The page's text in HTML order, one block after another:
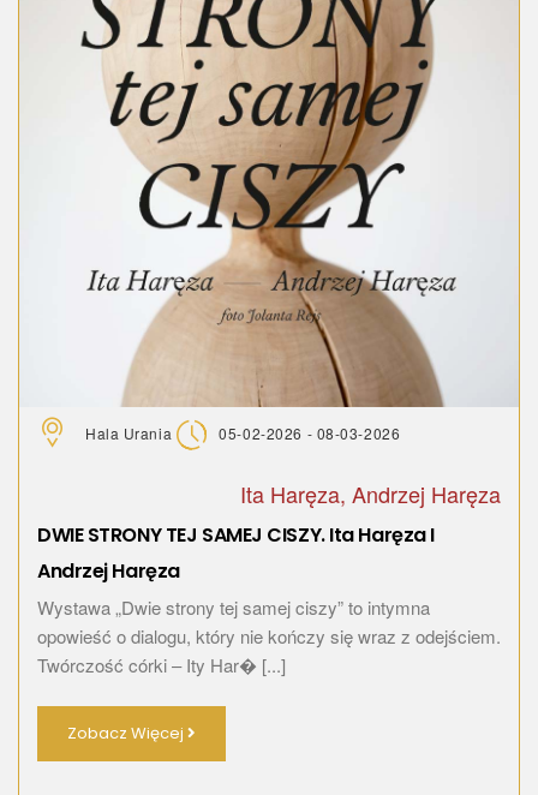
Hala Urania 05-02-2026 - 08-03-2026
Ita Haręza, Andrzej Haręza
DWIE STRONY TEJ SAMEJ CISZY. Ita Haręza I
Andrzej Haręza
Wystawa „Dwie strony tej samej ciszy” to intymna
opowieść o dialogu, który nie kończy się wraz z odejściem.
Twórczość córki – Ity Har� [...]
Zobacz Więcej